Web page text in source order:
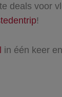
deals voor
!
in één keer